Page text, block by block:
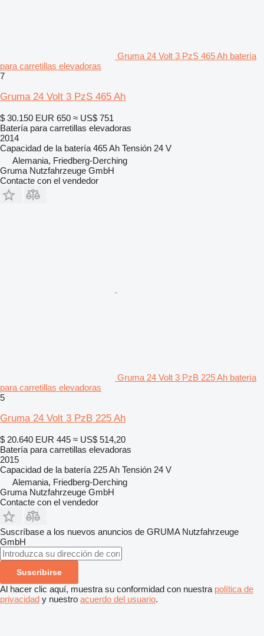
Gruma 24 Volt 3 PzS 465 Ah batería
para carretillas elevadoras
7
Gruma 24 Volt 3 PzS 465 Ah
$ 30.150 EUR 650 ≈ US$ 751
Batería para carretillas elevadoras
2014
Capacidad de la batería 465 Ah Tensión 24 V
Alemania, Friedberg-Derching
Gruma Nutzfahrzeuge GmbH
Contacte con el vendedor
Gruma 24 Volt 3 PzB 225 Ah batería
para carretillas elevadoras
5
Gruma 24 Volt 3 PzB 225 Ah
$ 20.640 EUR 445 ≈ US$ 514,20
Batería para carretillas elevadoras
2015
Capacidad de la batería 225 Ah Tensión 24 V
Alemania, Friedberg-Derching
Gruma Nutzfahrzeuge GmbH
Contacte con el vendedor
Suscríbase a los nuevos anuncios de GRUMA Nutzfahrzeuge
GmbH
Suscribirse
Al hacer clic aquí, muestra su conformidad con nuestra política de
privacidad y nuestro acuerdo del usuario.